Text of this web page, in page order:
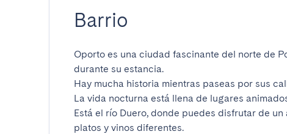
Barrio
Oporto es una ciudad fascinante del norte de
durante su estancia.
Hay mucha historia mientras paseas por sus
La vida nocturna está llena de lugares
Está el río Duero, donde puedes disfrutar de
platos y vinos diferentes.